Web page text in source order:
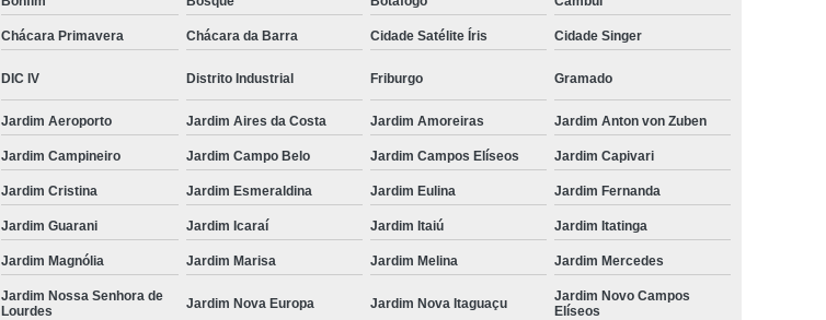
Chácara Primavera Chácara da Barra Cidade Satélite Íris Cidade Singer
DIC IV Distrito Industrial Friburgo Gramado
Jardim Aeroporto Jardim Aires da Costa Jardim Amoreiras Jardim Anton von Zuben
Jardim Campineiro Jardim Campo Belo Jardim Campos Elíseos Jardim Capivari
Jardim Cristina Jardim Esmeraldina Jardim Eulina Jardim Fernanda
Jardim Guarani Jardim Icaraí Jardim Itaiú Jardim Itatinga
Jardim Magnólia Jardim Marisa Jardim Melina Jardim Mercedes
Jardim Nossa Senhora de
Lourdes
Jardim Nova Europa Jardim Nova Itaguaçu
Jardim Novo Campos
Elíseos